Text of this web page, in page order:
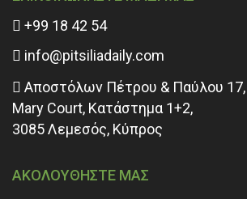
+99 18 42 54
info@pitsiliadaily.com
Αποστόλων Πέτρου & Παύλου 17,
Mary Court, Κατάστημα 1+2,
3085 Λεμεσός, Κύπρος
ΑΚΟΛΟΥΘΗΣΤΕ ΜΑΣ